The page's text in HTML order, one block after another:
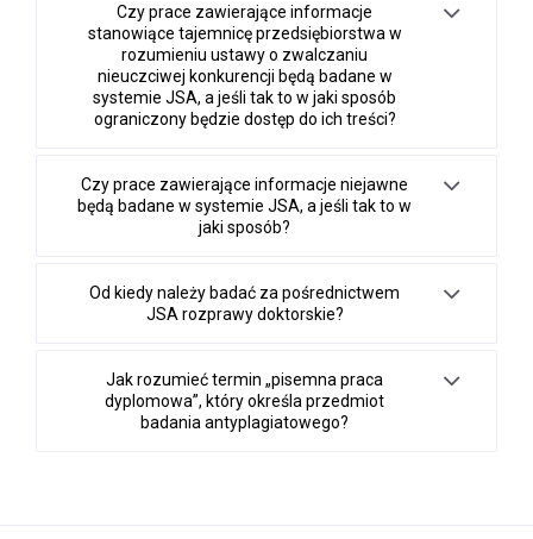
Czy prace zawierające informacje
stanowiące tajemnicę przedsiębiorstwa w
rozumieniu ustawy o zwalczaniu
nieuczciwej konkurencji będą badane w
systemie JSA, a jeśli tak to w jaki sposób
ograniczony będzie dostęp do ich treści?
Czy prace zawierające informacje niejawne
będą badane w systemie JSA, a jeśli tak to w
jaki sposób?
Od kiedy należy badać za pośrednictwem
JSA rozprawy doktorskie?
Jak rozumieć termin „pisemna praca
dyplomowa”, który określa przedmiot
badania antyplagiatowego?